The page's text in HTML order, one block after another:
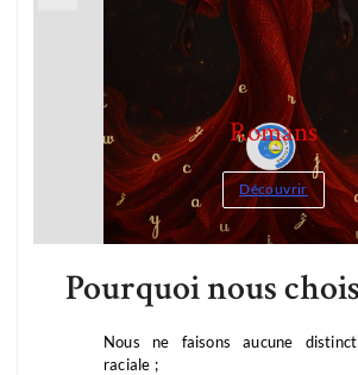
Romans
Découvrir
Pourquoi nous
Nous ne faisons aucune
raciale ;